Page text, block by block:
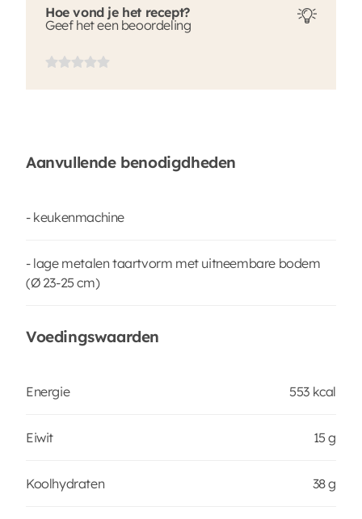
Hoe vond je het recept?
Geef het een beoordeling
Aanvullende benodigdheden
- keukenmachine
- lage metalen taartvorm met uitneembare bodem
(Ø 23-25 cm)
Voedingswaarden
Energie 553 kcal
Eiwit 15 g
Koolhydraten 38 g